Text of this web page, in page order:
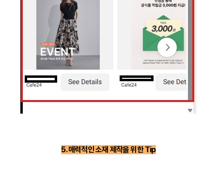
5. 매력적인 소재 제작을 위한 Tip